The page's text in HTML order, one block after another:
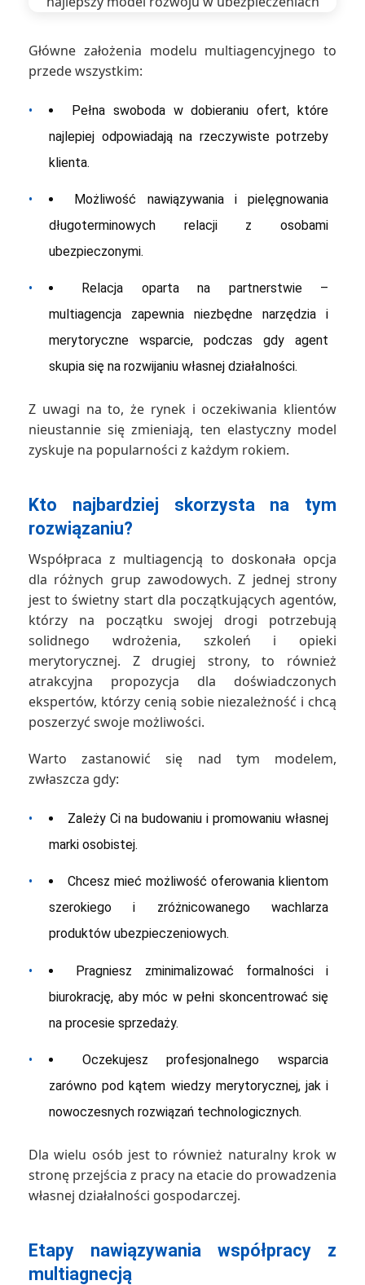
Główne założenia modelu multiagencyjnego to
przede wszystkim:
•
Pełna swoboda w dobieraniu ofert, które
najlepiej odpowiadają na rzeczywiste potrzeby
klienta.
•
Możliwość nawiązywania i pielęgnowania
długoterminowych relacji z osobami
ubezpieczonymi.
•
Relacja oparta na partnerstwie –
multiagencja zapewnia niezbędne narzędzia i
merytoryczne wsparcie, podczas gdy agent
skupia się na rozwijaniu własnej działalności.
Z uwagi na to, że rynek i oczekiwania klientów
nieustannie się zmieniają, ten elastyczny model
zyskuje na popularności z każdym rokiem.
Kto najbardziej skorzysta na tym
rozwiązaniu?
Współpraca z multiagencją to doskonała opcja
dla różnych grup zawodowych. Z jednej strony
jest to świetny start dla początkujących agentów,
którzy na początku swojej drogi potrzebują
solidnego wdrożenia, szkoleń i opieki
merytorycznej. Z drugiej strony, to również
atrakcyjna propozycja dla doświadczonych
ekspertów, którzy cenią sobie niezależność i chcą
poszerzyć swoje możliwości.
Warto zastanowić się nad tym modelem,
zwłaszcza gdy:
•
Zależy Ci na budowaniu i promowaniu własnej
marki osobistej.
•
Chcesz mieć możliwość oferowania klientom
szerokiego i zróżnicowanego wachlarza
produktów ubezpieczeniowych.
•
Pragniesz zminimalizować formalności i
biurokrację, aby móc w pełni skoncentrować się
na procesie sprzedaży.
•
Oczekujesz profesjonalnego wsparcia
zarówno pod kątem wiedzy merytorycznej, jak i
nowoczesnych rozwiązań technologicznych.
Dla wielu osób jest to również naturalny krok w
stronę przejścia z pracy na etacie do prowadzenia
własnej działalności gospodarczej.
Etapy nawiązywania współpracy z
multiagnecją